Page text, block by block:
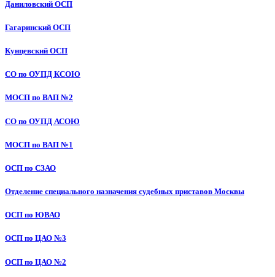
Даниловский ОСП
Гагаринский ОСП
Кунцевский ОСП
СО по ОУПД КСОЮ
МОСП по ВАП №2
СО по ОУПД АСОЮ
МОСП по ВАП №1
ОСП по СЗАО
Отделение специального назначения судебных приставов Москвы
ОСП по ЮВАО
ОСП по ЦАО №3
ОСП по ЦАО №2